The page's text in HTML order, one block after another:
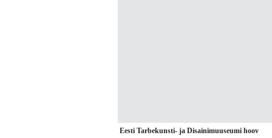
Eesti Tarbekunsti- ja Disainimuuseumi hoov